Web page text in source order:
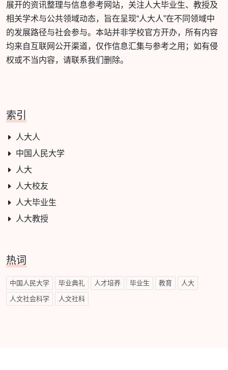
展开的资讯整理与信息参考网站，关注人大毕业生、教授及
相关学术与公共领域动态，旨在呈现“人大人”在不同领域中
的发展路径与社会参与。本站并非学校官方开办，所有内容
均来自互联网公开渠道，仅作信息汇集与参考之用；如有侵
权或不当内容，请联系我们删除。
索引
人大人
中国人民大学
人大
人大校友
人大毕业生
人大教授
热词
中国人民大学 毕业典礼 人才培养 毕业生 教育 人大
人文社会科学 人文社科